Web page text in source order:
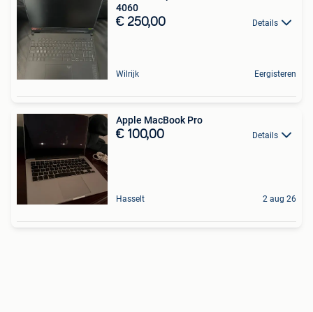
4060
€ 250,00 Details
Wilrijk Eergisteren
Apple MacBook Pro
€ 100,00 Details
Hasselt 2 aug 26